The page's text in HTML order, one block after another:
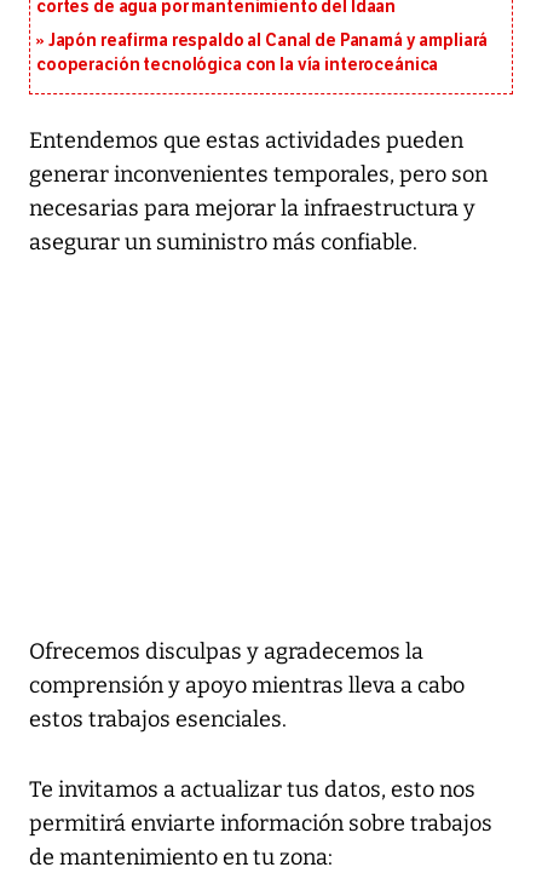
cortes de agua por mantenimiento del Idaan
Japón reafirma respaldo al Canal de Panamá y ampliará
cooperación tecnológica con la vía interoceánica
Entendemos que estas actividades pueden
generar inconvenientes temporales, pero son
necesarias para mejorar la infraestructura y
asegurar un suministro más confiable.
Ofrecemos disculpas y agradecemos la
comprensión y apoyo mientras lleva a cabo
estos trabajos esenciales.
Te invitamos a actualizar tus datos, esto nos
permitirá enviarte información sobre trabajos
de mantenimiento en tu zona: